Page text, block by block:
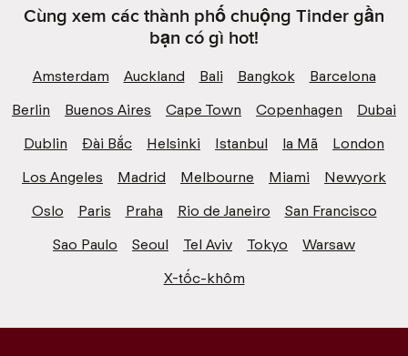
Cùng xem các thành phố chuộng Tinder gần
bạn có gì hot!
Amsterdam Auckland Bali Bangkok
Barcelona
Berlin
Buenos Aires Cape Town Copenhagen
Dubai
Dublin
Đài Bắc Helsinki Istanbul la Mã
London
Los Angeles
Madrid Melbourne Miami
Newyork
Oslo
Paris Praha Rio de Janeiro
San Francisco
Sao Paulo
Seoul Tel Aviv Tokyo
Warsaw
X-tốc-khôm